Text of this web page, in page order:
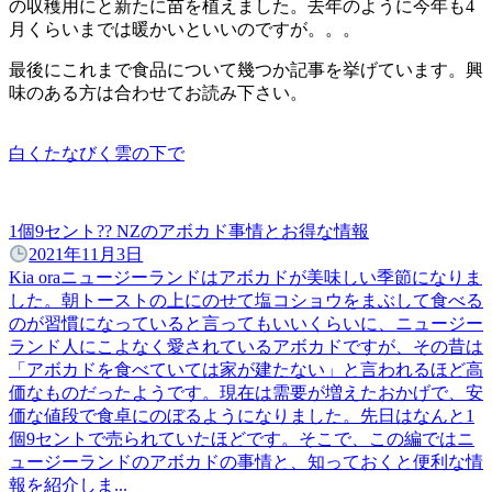
の収穫用にと新たに苗を植えました。去年のように今年も4
月くらいまでは暖かいといいのですが。。。
最後にこれまで食品について幾つか記事を挙げています。興
味のある方は合わせてお読み下さい。
白くたなびく雲の下で
1個9セント?? NZのアボカド事情とお得な情報
2021年11月3日
Kia oraニュージーランドはアボカドが美味しい季節になりま
した。朝トーストの上にのせて塩コショウをまぶして食べる
のが習慣になっていると言ってもいいくらいに、ニュージー
ランド人にこよなく愛されているアボカドですが、その昔は
「アボカドを食べていては家が建たない」と言われるほど高
価なものだったようです。現在は需要が増えたおかげで、安
価な値段で食卓にのぼるようになりました。先日はなんと1
個9セントで売られていたほどです。そこで、この編ではニ
ュージーランドのアボカドの事情と、知っておくと便利な情
報を紹介しま...